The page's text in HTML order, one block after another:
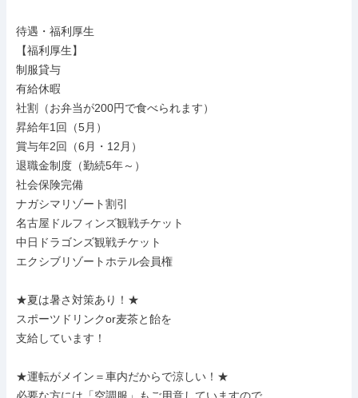
待遇・福利厚生
【福利厚生】
制服貸与
有給休暇
社割（お弁当が200円で食べられます）
昇給年1回（5月）
賞与年2回（6月・12月）
退職金制度（勤続5年～）
社会保険完備
ナガシマリゾート割引
名古屋ドルフィンズ観戦チケット
中日ドラゴンズ観戦チケット
エクシブリゾートホテル会員権
★夏は暑さ対策あり！★
スポーツドリンクor麦茶と飴を
支給しています！
★運転がメイン＝車内だからで涼しい！★